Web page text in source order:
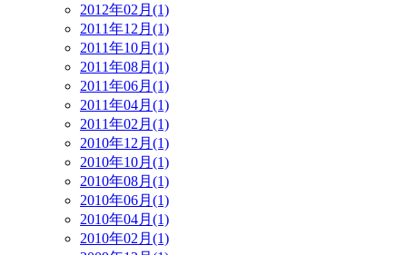
2012年02月(1)
2011年12月(1)
2011年10月(1)
2011年08月(1)
2011年06月(1)
2011年04月(1)
2011年02月(1)
2010年12月(1)
2010年10月(1)
2010年08月(1)
2010年06月(1)
2010年04月(1)
2010年02月(1)